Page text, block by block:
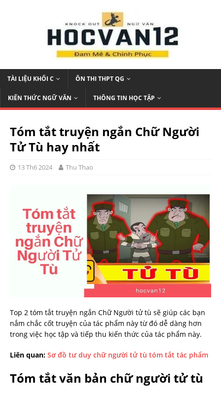
TÀI LIỆU KHỐI C ÔN THI THPT QG
KIẾN THỨC NGỮ VĂN THÔNG TIN HỌC TẬP
Tóm tắt truyện ngắn Chữ Người
Tử Tù hay nhất
13 Th6 2024 Thu Thao
Top 2 tóm tắt truyện ngắn Chữ Người tử tù sẽ giúp các bạn
nắm chắc cốt truyện của tác phẩm này từ đó dễ dàng hơn
trong việc học tập và tiếp thu kiến thức của tác phẩm này.
Liên quan: Sơ đồ tư duy chữ người tử tù tóm tắt tác phẩm
Tóm tắt văn bản chữ người tử tù